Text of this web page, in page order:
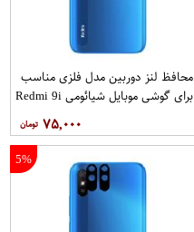
محافظ لنز دوربین مدل فلزی مناسب
برای گوشی موبایل شیائومی Redmi 9i
۷۵,۰۰۰
5%